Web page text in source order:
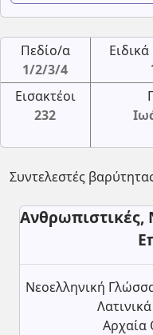
Πεδίο/α
1/2/3/4
Εισακτέοι
232
Συντελεστές
Ανθρωπιστικές,
Νεοελληνική
Αρχαία